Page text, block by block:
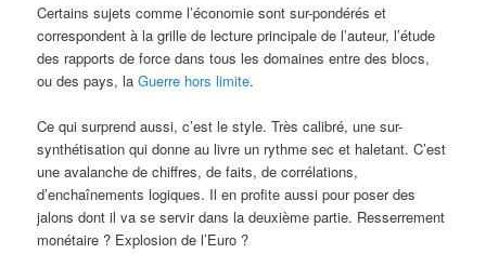
Certains sujets comme l’économie sont sur-pondérés et
correspondent à la grille de lecture principale de l’auteur, l’étude
des rapports de force dans tous les domaines entre des blocs,
ou des pays, laGuerre hors limite.
Ce qui surprend aussi, c’est le style. Très calibré, une sur-
synthétisation qui donne au livre un rythme sec et haletant. C’est
une avalanche de chiffres, de faits, de corrélations,
d’enchaînements logiques. Il en profite aussi pour poser des
jalons dont il va se servir dans la deuxième partie. Resserrement
monétaire ? Explosion de l’Euro ?